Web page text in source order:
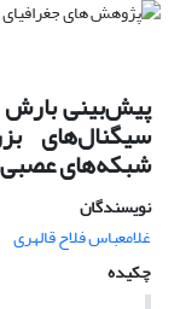
پیش‌بینی بارش
سیگنال‌های
شبکه‌های
نویسندگان
غلامعباس فلاح قالهری
چکیده